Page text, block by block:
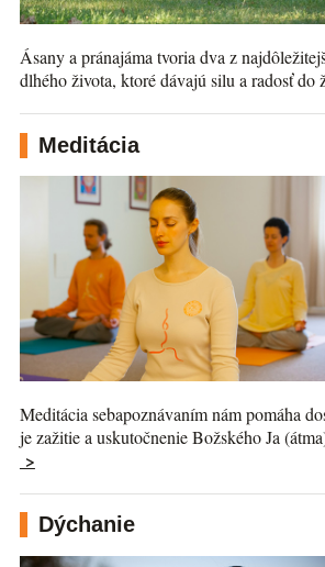
Ásany a pránajáma tvoria dva z
dlhého života, ktoré dávajú silu a radosť do
Meditácia
Meditácia sebapoznávaním nám pomáha
je zažitie a uskutočnenie Božského Ja
>
Dýchanie